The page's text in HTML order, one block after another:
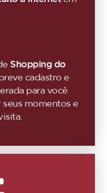
Shopping do
cadastro e
para você
seus momentos e